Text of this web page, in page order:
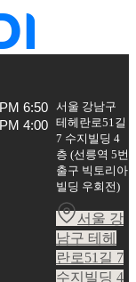
6:50
4:00
서울 강남구
테헤란로51길
7 수지빌딩 4
층 (선릉역 5번
출구 빅토리아
빌딩 우회전)
서울 강
남구 테헤
란로51길 7
수지빌딩 4